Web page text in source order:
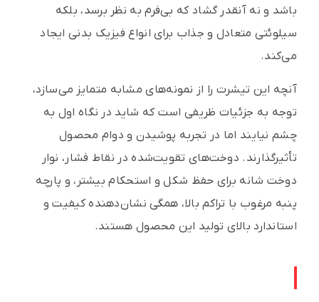
باشد و نه آنقدر گشاد که بی‌فرم به نظر برسد، بلکه
سیلوئتی متعادل و جذاب برای انواع فیزیک بدنی ایجاد
می‌کند.
آنچه این تیشرت را از نمونه‌های مشابه متمایز می‌سازد،
توجه به جزئیات ظریفی است که شاید در نگاه اول به
چشم نیایند اما در تجربه پوشیدن و دوام محصول
تأثیرگذارند. دوخت‌های تقویت‌شده در نقاط فشار، نوار
دوخت شانه برای حفظ شکل و استحکام بیشتر، و پارچه
پنبه مرغوب با تراکم بالا، همگی نشان‌دهنده کیفیت و
استاندارد بالای تولید این محصول هستند.